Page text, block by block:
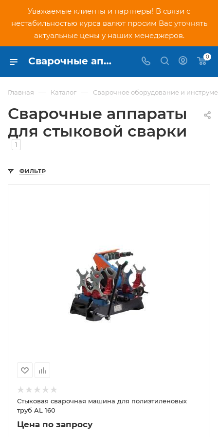
Уважаемые клиенты и партнеры! В связи с
нестабильностью курса валют просим Вас уточнять
актуальные цены у наших менеджеров.
Сварочные аппараты для стыковой сварки 0
Главная — Каталог — Сварочное оборудование и
Сварочные аппараты
для стыковой сварки
1
ФИЛЬТР
Стыковая сварочная машина для полиэтиленовых
труб AL 160
Цена по запросу